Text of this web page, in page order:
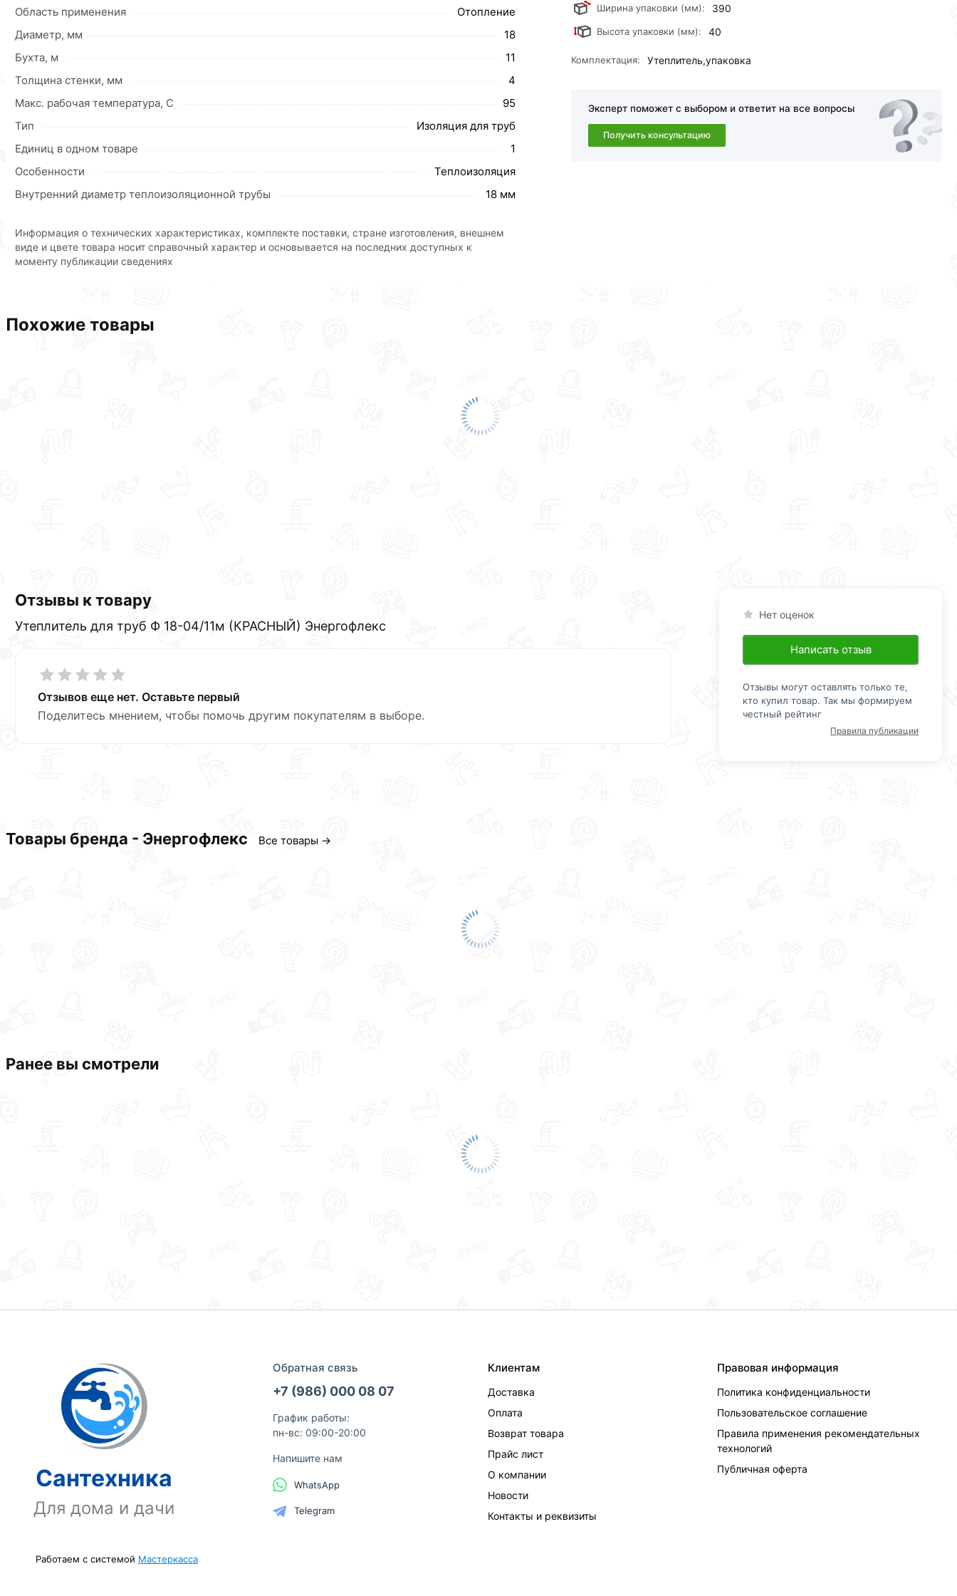
«Быстрый заказ». Также можете оформить заказ позвонив по контактам указанным на сайте.
Условия доставки и цены на товар Утеплитель для труб Ф 18-04/11м (КРАСНЫЙ) Энергофлекс
действительны в Москве и области.
Наши профессиональные менеджеры обработают заказ и свяжутся с Вами для согласования условий
доставки или самовывоза.Перед оформлением онлайн заказа рекомендуем ознакомиться с
Данний товар от производителя
сертифицирован, соответствует всем стандартам качества. Возврат
Область применения
Отопление
Диаметр, мм
18
Бухта, м
11
Толщина стенки, мм
4
Макс. рабочая температура, C
95
Тип
Изоляция для труб
Единиц в одном товаре
1
Особенности
Теплоизоляция
Внутренний диаметр теплоизоляционной трубы
18 мм
Информация о технических характеристиках, комплекте поставки, стране изготовления, внешнем
виде и цвете товара носит справочный характер и основывается на последних доступных к
моменту публикации сведениях
Ширина упаковки (мм): 390
Высота упаковки (мм): 40
Комплектация: Утеплитель,упаковка
Эксперт поможет с выбором и ответит на все вопросы
Получить консультацию
Похожие товары
Отзывы к товару
Утеплитель для труб Ф 18-04/11м (КРАСНЫЙ) Энергофлекс
Отзывов еще нет. Оставьте первый
Поделитесь мнением, чтобы помочь другим покупателям в выборе.
Нет оценок
Написать отзыв
Отзывы могут оставлять только те,
кто купил товар. Так мы формируем
честный рейтинг
Правила публикации
Товары бренда - Энергофлекс Все товары →
Ранее вы смотрели
Сантехника
Для дома и дачи
Обратная связь
+7 (986) 000 08 07
График работы:
пн-вс: 09:00-20:00
Напишите нам
WhatsApp
Telegram
Клиентам
Доставка
Оплата
Возврат товара
Прайс лист
О компании
Новости
Контакты и реквизиты
Правовая информация
Политика конфиденциальности
Пользовательское соглашение
Правила применения рекомендательных
технологий
Публичная оферта
Работаем с системой Мастеркасса